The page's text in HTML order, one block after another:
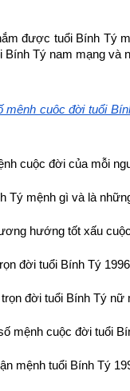
được tuổi Bính Tý
Bính Tý nam mạng và
mệnh cuộc đời tuổi
cuộc đời của mỗi
Tý mệnh gì và là
hướng tốt xấu
đời tuổi Bính Tý
đời tuổi Bính Tý nữ
mệnh cuộc đời tuổi
mệnh tuổi Bính Tý